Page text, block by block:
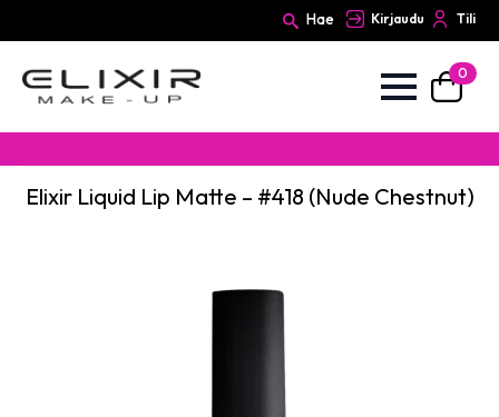
Hae Kirjaudu Tili
0
Elixir Liquid Lip Matte – #418 (Nude Chestnut)